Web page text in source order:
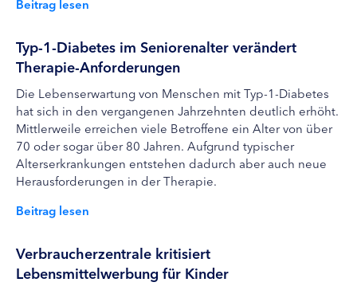
Beitrag lesen
Typ-1-Diabetes im Seniorenalter verändert
Therapie-Anforderungen
Die Lebenserwartung von Menschen mit Typ-1-Diabetes
hat sich in den vergangenen Jahrzehnten deutlich erhöht.
Mittlerweile erreichen viele Betroffene ein Alter von über
70 oder sogar über 80 Jahren. Aufgrund typischer
Alterserkrankungen entstehen dadurch aber auch neue
Herausforderungen in der Therapie.
Beitrag lesen
Verbraucherzentrale kritisiert
Lebensmittelwerbung für Kinder